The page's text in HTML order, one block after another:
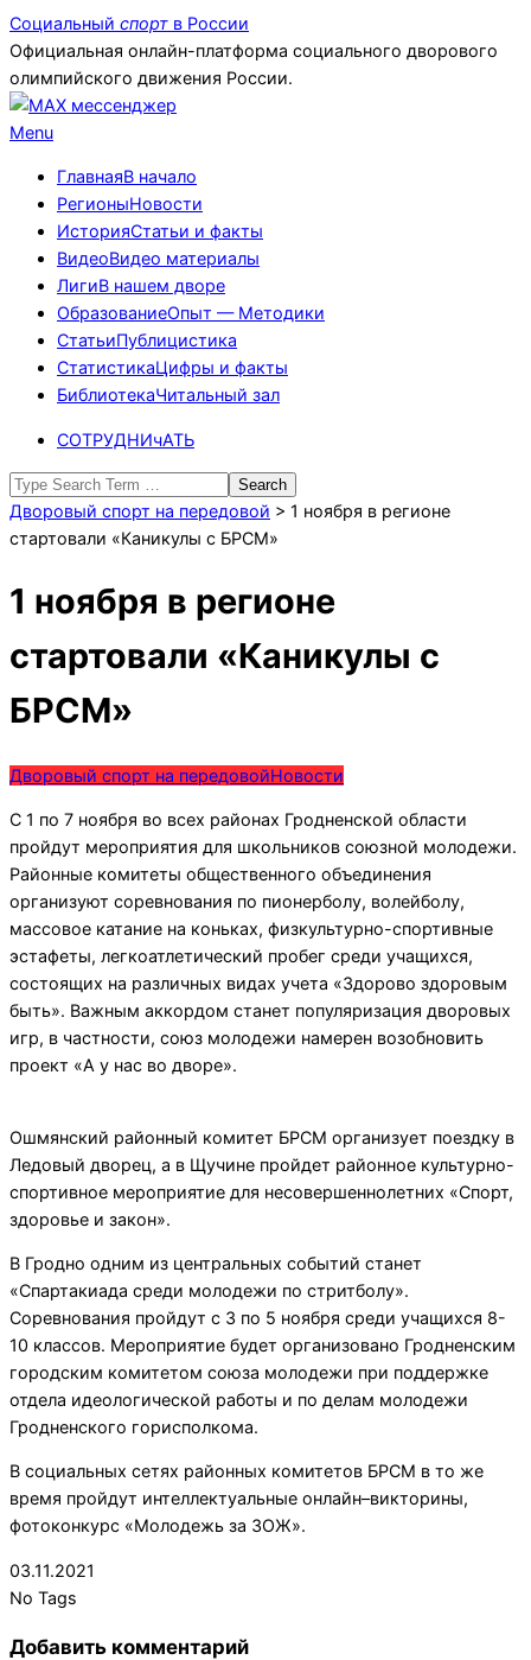
Skip
to
content
Социальный спорт в России
Официальная онлайн-платформа социального дворового
олимпийского движения России.
Primary
Menu
Menu
ГлавнаяВ начало
РегионыНовости
ИсторияСтатьи и факты
ВидеоВидео материалы
ЛигиВ нашем дворе
ОбразованиеОпыт — Методики
СтатьиПублицистика
СтатистикаЦифры и факты
БиблиотекаЧитальный зал
СОТРУДНИчАТЬ
Search
Дворовый спорт на передовой > 1 ноября в регионе
стартовали «Каникулы с БРСМ»
1 ноября в регионе
стартовали «Каникулы с
БРСМ»
Дворовый спорт на передовойНовости
С 1 по 7 ноября во всех районах Гродненской области
пройдут мероприятия для школьников союзной молодежи.
Районные комитеты общественного объединения
организуют соревнования по пионерболу, волейболу,
массовое катание на коньках, физкультурно-спортивные
эстафеты, легкоатлетический пробег среди учащихся,
состоящих на различных видах учета «Здорово здоровым
быть». Важным аккордом станет популяризация дворовых
игр, в частности, союз молодежи намерен возобновить
проект «А у нас во дворе».
Ошмянский районный комитет БРСМ организует поездку в
Ледовый дворец, а в Щучине пройдет районное культурно-
спортивное мероприятие для несовершеннолетних «Спорт,
здоровье и закон».
В Гродно одним из центральных событий станет
«Спартакиада среди молодежи по стритболу».
Соревнования пройдут с 3 по 5 ноября среди учащихся 8-
10 классов. Мероприятие будет организовано Гродненским
городским комитетом союза молодежи при поддержке
отдела идеологической работы и по делам молодежи
Гродненского горисполкома.
В социальных сетях районных комитетов БРСМ в то же
время пройдут интеллектуальные онлайн–викторины,
фотоконкурс «Молодежь за ЗОЖ».
2021-
11-
03.11.2021
No Tags
Добавить комментарий